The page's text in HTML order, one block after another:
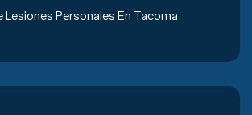
Lesiones Personales En Tacoma